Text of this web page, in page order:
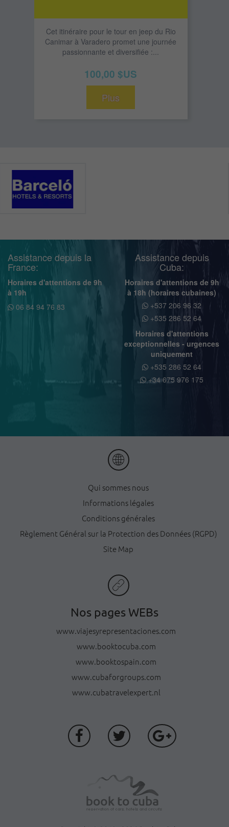
Cet itinéraire pour le tour en jeep du Rio
Canimar à Varadero promet une journée
passionnante et diversifiée :...
100,00 $US
Plus
Assistance depuis la
France:
Horaires d'attentions de 9h
à 19h
06 84 94 76 83
Assistance depuis
Cuba:
Horaires d'attentions de 9h
à 18h (horaires cubaines)
+537 206 96 32
+535 286 52 64
Horaires d'attentions
exceptionnelles - urgences
uniquement
+535 286 52 64
+34 675 976 175
Qui sommes nous
Informations légales
Conditions générales
Règlement Général sur la Protection des Données (RGPD)
Site Map
Nos pages WEBs
www.viajesyrepresentaciones.com
www.booktocuba.com
www.booktospain.com
www.cubaforgroups.com
www.cubatravelexpert.nl